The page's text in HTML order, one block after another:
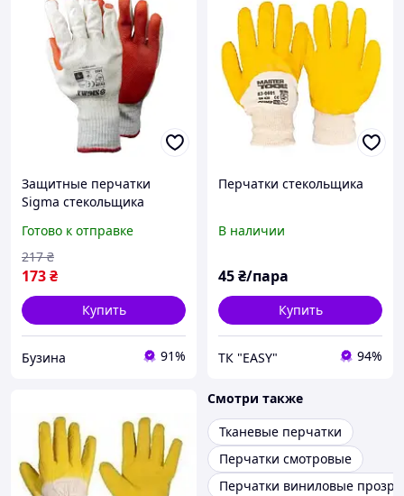
Защитные перчатки
Sigma стекольщика
Готово к отправке
173₴
217 ₴
Купить
Бузина 91%
Перчатки стекольщика
В наличии
45₴/пара
Купить
ТК "EASY" 94%
Смотри также
Тканевые перчатки
Перчатки смотровые
Перчатки виниловые